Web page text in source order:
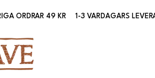
ORDRAR 49 KR 1-3 VARDAGARS